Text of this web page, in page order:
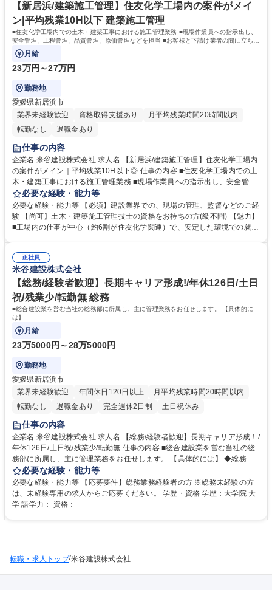
を用いて 作業する為、各個人に社用PC・携帯電話を貸与します。 学歴・
資格 学歴：大学院 大学 高専 短大 専修学校 高校 語学力： 資格：2級土木
施工管理技士 2級建築施工管理技士
【新居浜/建築施工管理】住友化学工場内の案件がメイ
ン|平均残業10H以下 建築施工管理
■住友化学工場内での土木・建築工事における施工管理業務 ■現場作業員への指示出し、
安全管理、工程管理、品質管理、原価管理などを担当 ■お客様と下請け業者の間に立ち、
プロジェクト全体のマネジメント
月給
23万円～27万円
勤務地
愛媛県新居浜市
業界未経験歓迎
資格取得支援あり
月平均残業時間20時間以内
転勤なし
退職金あり
仕事の内容
企業名 米谷建設株式会社 求人名 【新居浜/建築施工管理】住友化学工場内
の案件がメイン｜平均残業10H以下◎ 仕事の内容 ■住友化学工場内での土
木・建築工事における施工管理業務 ■現場作業員への指示出し、安全管
理、工程管理、品質管理、原価管理などを担当 ■お客様と下請け業者の間
に立ち、プロジェクト全体のマネジメント 【具体的には】工場内の土木・
建築工事において、安全面を最重視した現場管理を行います。現場作業員
への指示出し、質問対応、安全面の注意喚起、改善策の提案などが主な業
います。 募集職種 【新居浜/建築施工管理】住友化学工場内の案件がメイ
ン｜平均残業10H以下◎
必要な経験・能力等
必要な経験・能力等 【必須】建設業界での、現場の管理、監督などのご経
験 【尚可】土木・建築施工管理技士の資格をお持ちの方(級不問) 【魅力】
■工場内の仕事が中心（約6割が住友化学関連）で、安定した環境での就業
未経験業界からのキャリアチェンジも可能 ■土木・建築どちらの経験も活
かせる環境で、幅広いスキルを習得できる ■長期的なキャリア形成が可能
（完全に一人前になるまで約10年のキャリアパス） 学歴・資格 学歴：大
学院 大学 高専 短大 専修学校 高校 語学力： 資格：2級土木施工管理技士 2
級建築施工管理技士
正社員
米谷建設株式会社
【総務/経験者歓迎】長期キャリア形成!/年休126日/土日
祝/残業少/転勤無 総務
■総合建設業を営む当社の総務部に所属し、主に管理業務をお任せします。 【具体的に
は】
月給
23万5000円～28万5000円
勤務地
愛媛県新居浜市
業界未経験歓迎
年間休日120日以上
月平均残業時間20時間以内
転勤なし
退職金あり 完全週休2日制 土日祝休み
仕事の内容
企業名 米谷建設株式会社 求人名 【総務/経験者歓迎】長期キャリア形成！/
年休126日/土日祝/残業少/転勤無 仕事の内容 ■総合建設業を営む当社の総
務部に所属し、主に管理業務をお任せします。 【具体的には】 ◆総務：
文書管理、通門証の管理、安全衛生管理等の現場のサポート、契約書の作
成等 【将来的には】 ◆経理：伝票処理や経費精算、決算報告書の作成等
◆将来的に総務部署の中核を担っていただきます。 募集職種 【総務/経験
者歓迎】長期キャリア形成！/年休126日/土日祝/残業少/転勤無
必要な経験・能力等
必要な経験・能力等 【応募要件】総務業務経験者の方 ※総務未経験の方
は、未経験専用の求人からご応募ください。 学歴・資格 学歴：大学院 大
学 語学力： 資格：
転職・求人トップ/米谷建設株式会社